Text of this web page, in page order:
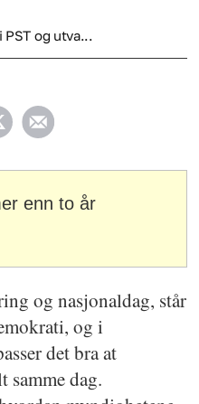
og utva...
enn to år
og nasjonaldag, står
og i
det bra at
samme dag.